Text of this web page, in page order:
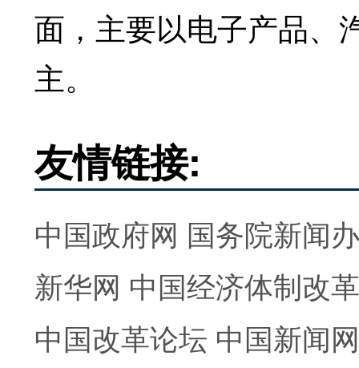
面，主要以电子产品、
主。
友情链接:
中国政府网 国务院新闻
新华网 中国经济体制改
中国改革论坛 中国新闻网